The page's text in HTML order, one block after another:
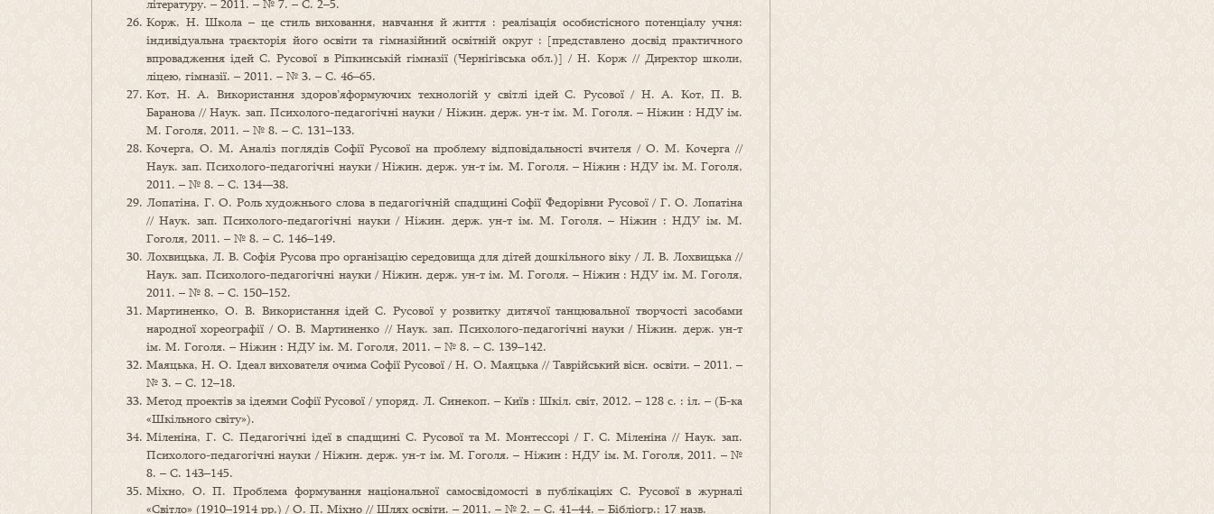
літературу. – 2011. – № 7. – С. 2–5.
Корж, Н. Школа – це стиль виховання, навчання й життя : реалізація особистісного потенціалу учня:
індивідуальна траєкторія його освіти та гімназійний освітній округ : [представлено досвід практичного
впровадження ідей С. Русової в Ріпкинській гімназії (Чернігівська обл.)] / Н. Корж // Директор школи,
ліцею, гімназії. – 2011. – № 3. – С. 46–65.
Кот, Н. А. Використання здоров’яформуючих технологій у світлі ідей С. Русової / Н. А. Кот, П. В.
Баранова // Наук. зап. Психолого-педагогічні науки / Ніжин. держ. ун-т ім. М. Гоголя. – Ніжин : НДУ ім.
М. Гоголя, 2011. – № 8. – С. 131–133.
Кочерга, О. М. Аналіз поглядів Софії Русової на проблему відповідальності вчителя / О. М. Кочерга //
Наук. зап. Психолого-педагогічні науки / Ніжин. держ. ун-т ім. М. Гоголя. – Ніжин : НДУ ім. М. Гоголя,
2011. – № 8. – С. 134-–38.
Лопатіна, Г. О. Роль художнього слова в педагогічній спадщині Софії Федорівни Русової / Г. О. Лопатіна
// Наук. зап. Психолого-педагогічні науки / Ніжин. держ. ун-т ім. М. Гоголя. – Ніжин : НДУ ім. М.
Гоголя, 2011. – № 8. – С. 146–149.
Лохвицька, Л. В. Софія Русова про організацію середовища для дітей дошкільного віку / Л. В. Лохвицька //
Наук. зап. Психолого-педагогічні науки / Ніжин. держ. ун-т ім. М. Гоголя. – Ніжин : НДУ ім. М. Гоголя,
2011. – № 8. – С. 150–152.
Мартиненко, О. В. Використання ідей С. Русової у розвитку дитячої танцювальної творчості засобами
народної хореографії / О. В. Мартиненко // Наук. зап. Психолого-педагогічні науки / Ніжин. держ. ун-т
ім. М. Гоголя. – Ніжин : НДУ ім. М. Гоголя, 2011. – № 8. – С. 139–142.
Маяцька, Н. О. Ідеал вихователя очима Софії Русової / Н. О. Маяцька // Таврійський вісн. освіти. – 2011. –
№ 3. – С. 12–18.
Метод проектів за ідеями Софії Русової / упоряд. Л. Синекоп. – Київ : Шкіл. світ, 2012. – 128 с. : іл. – (Б-ка
«Шкільного світу»).
Міленіна, Г. С. Педагогічні ідеї в спадщині С. Русової та М. Монтессорі / Г. С. Міленіна // Наук. зап.
Психолого-педагогічні науки / Ніжин. держ. ун-т ім. М. Гоголя. – Ніжин : НДУ ім. М. Гоголя, 2011. – №
8. – С. 143–145.
Міхно, О. П. Проблема формування національної самосвідомості в публікаціях С. Русової в журналі
«Світло» (1910–1914 рр.) / О. П. Міхно // Шлях освіти. – 2011. – № 2. – С. 41–44. – Бібліогр.: 17 назв.